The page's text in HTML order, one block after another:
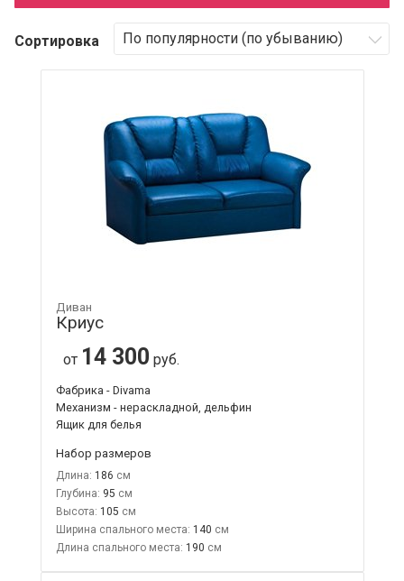
Сортировка
Диван
Криус
от 14 300 руб.
Фабрика - Divama
Механизм - нераскладной, дельфин
Ящик для белья
Набор размеров
Длина: 186
Глубина: 95
Высота: 105
Ширина спального места: 140
Длина спального места: 190